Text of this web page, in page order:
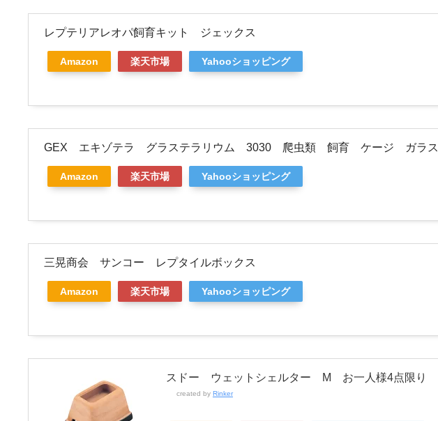
レプテリアレオパ飼育キット ジェックス
Amazon 楽天市場 Yahooショッピング
GEX エキゾテラ グラステラリウム 3030 爬虫類 飼育 ケージ ガラス
Amazon 楽天市場 Yahooショッピング
三晃商会 サンコー レプタイルボックス
Amazon 楽天市場 Yahooショッピング
スドー ウェットシェルター M お一人様4点限り
created by Rinker